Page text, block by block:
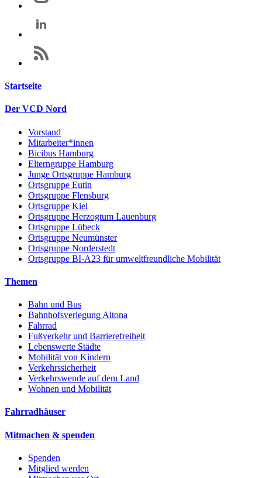
Startseite
Der VCD Nord
Vorstand
Mitarbeiter*innen
Bicibus Hamburg
Elterngruppe Hamburg
Junge Ortsgruppe Hamburg
Ortsgruppe Eutin
Ortsgruppe Flensburg
Ortsgruppe Kiel
Ortsgruppe Herzogtum Lauenburg
Ortsgruppe Lübeck
Ortsgruppe Neumünster
Ortsgruppe Norderstedt
Ortsgruppe BI-A23 für umweltfreundliche Mobilität
Themen
Bahn und Bus
Bahnhofsverlegung Altona
Fahrrad
Fußverkehr und Barrierefreiheit
Lebenswerte Städte
Mobilität von Kindern
Verkehrssicherheit
Verkehrswende auf dem Land
Wohnen und Mobilität
Fahrradhäuser
Mitmachen & spenden
Spenden
Mitglied werden